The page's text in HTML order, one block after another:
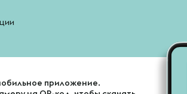
приложение.